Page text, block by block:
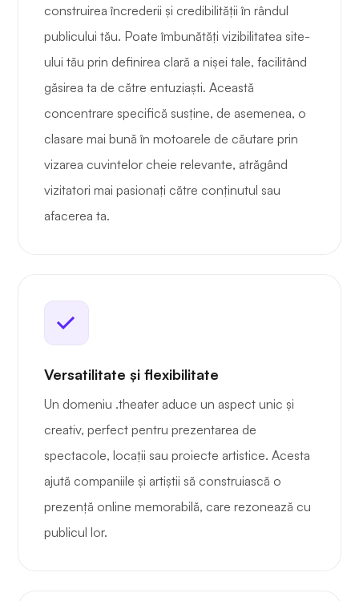
construirea încrederii și credibilității în rândul
publicului tău. Poate îmbunătăți vizibilitatea site-
ului tău prin definirea clară a nișei tale, facilitând
găsirea ta de către entuziaști. Această
concentrare specifică susține, de asemenea, o
clasare mai bună în motoarele de căutare prin
vizarea cuvintelor cheie relevante, atrăgând
vizitatori mai pasionați către conținutul sau
afacerea ta.
Versatilitate și flexibilitate
Un domeniu .theater aduce un aspect unic și
creativ, perfect pentru prezentarea de
spectacole, locații sau proiecte artistice. Acesta
ajută companiile și artiștii să construiască o
prezență online memorabilă, care rezonează cu
publicul lor.